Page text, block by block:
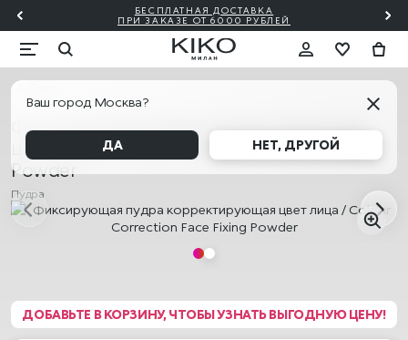
БЕСПЛАТНАЯ ДОСТАВКА
ПРИ ЗАКАЗЕ ОТ 6000 РУБЛЕЙ
Ваш город Москва?
ДА НЕТ, ДРУГОЙ
Фиксирующая пудра корректирующая
цвет лица / Colour Correction Face Fixing
Powder
Пудра
ДОБАВЬТЕ В КОРЗИНУ, ЧТОБЫ УЗНАТЬ ВЫГОДНУЮ ЦЕНУ!